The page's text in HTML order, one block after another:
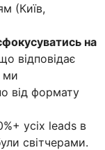
(Київ,
на
відповідає
ми
від формату
усіх leads в
світчерами.